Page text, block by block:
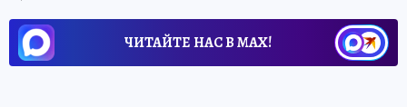
ЧИТАЙТЕ НАС В МАХ!